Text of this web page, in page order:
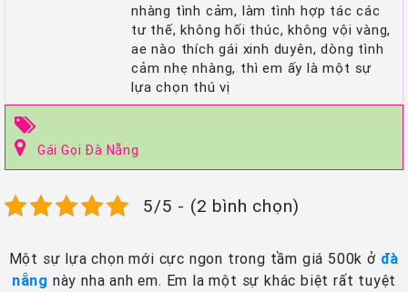
nhàng tình cảm, làm tình hợp tác các
tư thế, không hối thúc, không vội vàng,
ae nào thích gái xinh duyên, dòng tình
cảm nhẹ nhàng, thì em ấy là một sự
lựa chọn thú vị
Gái Gọi Đà Nẵng
5/5 - (2 bình chọn)
Một sự lựa chọn mới cực ngon trong tầm giá 500k ở đà
nẵng này nha anh em. Em la một sự khác biệt rất tuyệt